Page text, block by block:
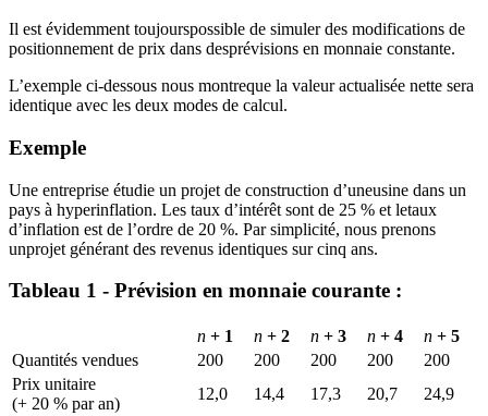
Il est évidemment toujourspossible de simuler des modifications de
positionnement de prix dans desprévisions en monnaie constante.
L’exemple ci-dessous nous montreque la valeur actualisée nette sera
identique avec les deux modes de calcul.
Exemple
Une entreprise étudie un projet de construction d’uneusine dans un
pays à hyperinflation. Les taux d’intérêt sont de 25 % et letaux
d’inflation est de l’ordre de 20 %. Par simplicité, nous prenons
unprojet générant des revenus identiques sur cinq ans.
Tableau 1 - Prévision en monnaie courante :
n + 1 n + 2 n + 3 n + 4 n + 5
Quantités vendues
200 200 200 200
200
Prix unitaire
(+ 20 % par an)
12,0 14,4 17,3 20,7
24,9